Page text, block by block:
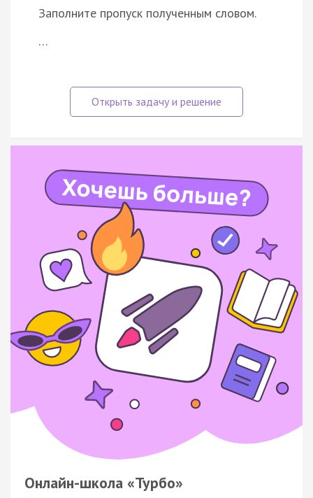
Заполните пропуск полученным словом.
…
Онлайн-школа «Турбо»